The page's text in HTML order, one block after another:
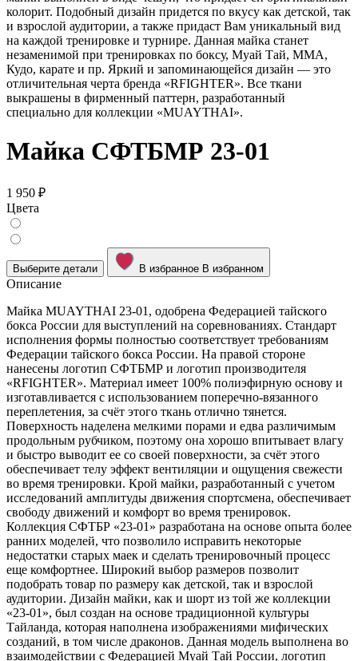
колорит. Подобный дизайн придется по вкусу как детской, так
и взрослой аудитории, а также придаст Вам уникальный вид
на каждой тренировке и турнире. Данная майка станет
незаменимой при тренировках по боксу, Муай Тай, ММА,
Кудо, карате и пр. Яркий и запоминающейся дизайн — это
отличительная черта бренда «RFIGHTER». Все ткани
выкрашены в фирменный паттерн, разработанный
специально для коллекции «MUAYTHAI».
Майка СФТБМР 23-01
1 950 ₽
Цвета
Выберите детали В избранное В избранном
Описание
Майка MUAYTHAI 23-01, одобрена Федерацией тайского
бокса России для выступлений на соревнованиях. Стандарт
исполнения формы полностью соответствует требованиям
Федерации тайского бокса России. На правой стороне
нанесены логотип СФТБМР и логотип производителя
«RFIGHTER». Материал имеет 100% полиэфирную основу и
изготавливается с использованием поперечно-вязанного
переплетения, за счёт этого ткань отлично тянется.
Поверхность наделена мелкими порами и едва различимым
продольным рубчиком, поэтому она хорошо впитывает влагу
и быстро выводит ее со своей поверхности, за счёт этого
обеспечивает телу эффект вентиляции и ощущения свежести
во время тренировки. Крой майки, разработанный с учетом
исследований амплитуды движения спортсмена, обеспечивает
свободу движений и комфорт во время тренировок.
Коллекция СФТБР «23-01» разработана на основе опыта более
ранних моделей, что позволило исправить некоторые
недостатки старых маек и сделать тренировочный процесс
еще комфортнее. Широкий выбор размеров позволит
подобрать товар по размеру как детской, так и взрослой
аудитории. Дизайн майки, как и шорт из той же коллекции
«23-01», был создан на основе традиционной культуры
Тайланда, которая наполнена изображениями мифических
созданий, в том числе драконов. Данная модель выполнена во
взаимодействии с Федерацией Муай Тай России, логотип